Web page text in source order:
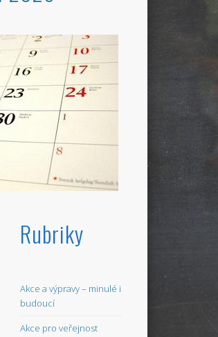
Rubriky
Akce a výpravy – minulé i
budoucí
Akce pro veřejnost